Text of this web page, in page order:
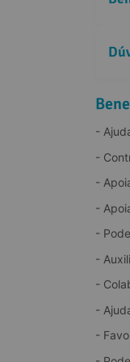
O
-
-
-
-
-
-
-
-
-